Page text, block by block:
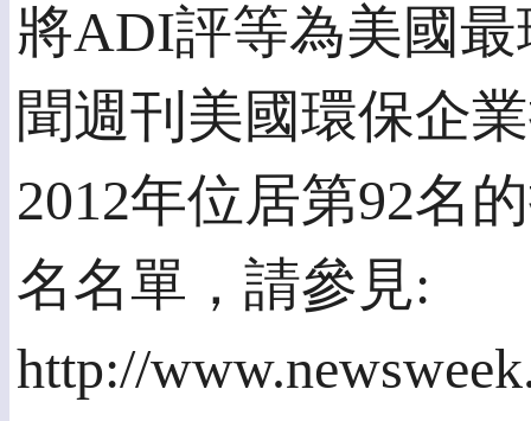
將ADI評等為美國
聞週刊美國環保企
2012年位居第92名
名名單，請參見:
http://